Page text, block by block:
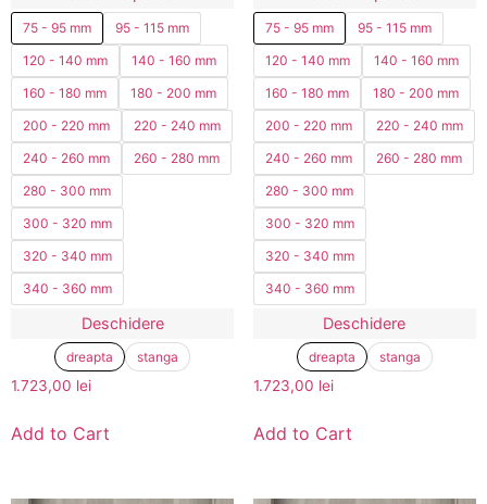
75 - 95 mm
95 - 115 mm
120 - 140 mm
140 - 160 mm
160 - 180 mm
180 - 200 mm
200 - 220 mm
220 - 240 mm
240 - 260 mm
260 - 280 mm
280 - 300 mm
300 - 320 mm
320 - 340 mm
340 - 360 mm
Deschidere
dreapta stanga
1.723,00 lei
Add to Cart
75 - 95 mm
95 - 115 mm
120 - 140 mm
140 - 160 mm
160 - 180 mm
180 - 200 mm
200 - 220 mm
220 - 240 mm
240 - 260 mm
260 - 280 mm
280 - 300 mm
300 - 320 mm
320 - 340 mm
340 - 360 mm
Deschidere
dreapta stanga
1.723,00 lei
Add to Cart